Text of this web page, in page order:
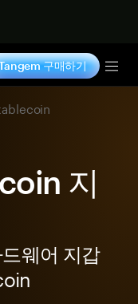
구매하기
지
웨어 지갑